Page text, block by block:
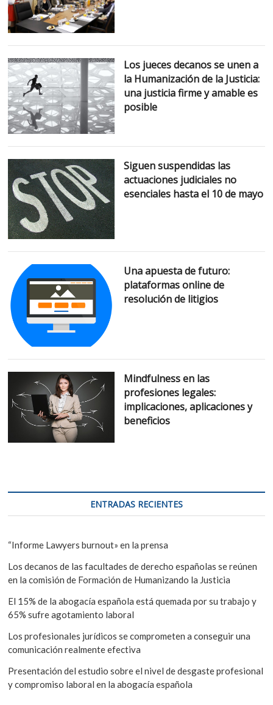
Los jueces decanos se unen a
la Humanización de la Justicia:
una justicia firme y amable es
posible
Siguen suspendidas las
actuaciones judiciales no
esenciales hasta el 10 de mayo
Una apuesta de futuro:
plataformas online de
resolución de litigios
Mindfulness en las
profesiones legales:
implicaciones, aplicaciones y
beneficios
ENTRADAS RECIENTES
“Informe Lawyers burnout» en la prensa
Los decanos de las facultades de derecho españolas se reúnen
en la comisión de Formación de Humanizando la Justicia
El 15% de la abogacía española está quemada por su trabajo y
65% sufre agotamiento laboral
Los profesionales jurídicos se comprometen a conseguir una
comunicación realmente efectiva
Presentación del estudio sobre el nivel de desgaste profesional
y compromiso laboral en la abogacía española